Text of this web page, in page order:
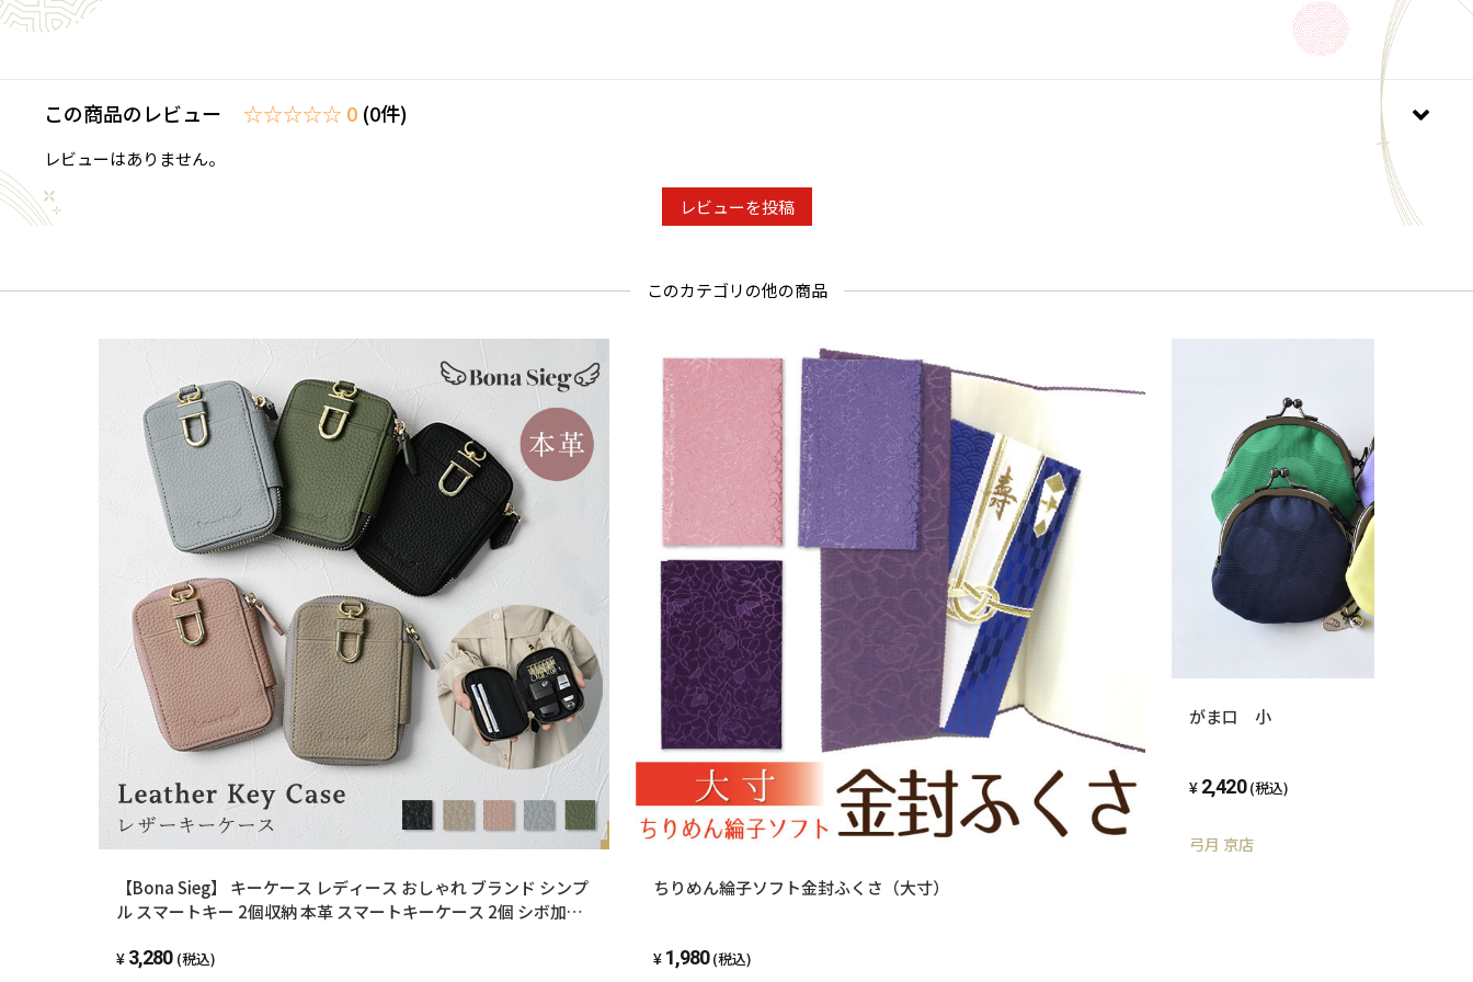
この商品のレビュー ☆☆☆☆☆ 0 (0件)
レビューはありません。
レビューを投稿
このカテゴリの他の商品
【Bona Sieg】 キーケース レディース おしゃれ ブランド シンプ
ル スマートキー 2個収納 本革 スマートキーケース 2個 シボ加工
通学 トヨタ 日産 ホンダ プリウス スズキ
3,280 (税込)
ちりめん綸子ソフト金封ふくさ（大寸）
1,980 (税込)
がま口 小
2,420 (税込)
弓月 京店